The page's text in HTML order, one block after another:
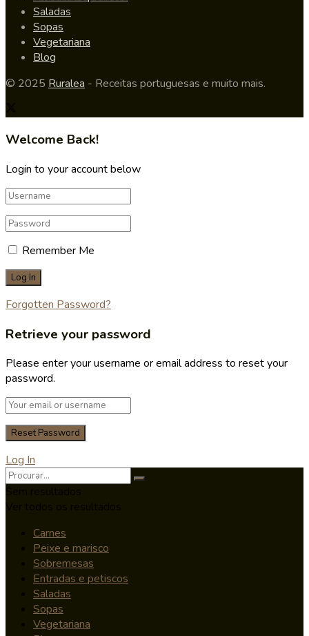
Saladas
Sopas
Vegetariana
Blog
© 2025 Ruralea - Receitas portuguesas e muito mais.
Welcome Back!
Login to your account below
Remember Me
Forgotten Password?
Retrieve your password
Please enter your username or email address to reset your
password.
Log In
Carnes
Peixe e marisco
Sobremesas
Entradas e petiscos
Saladas
Sopas
Vegetariana